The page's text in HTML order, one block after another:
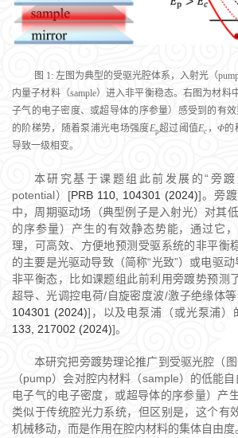
图 1: 左图为典型的受驱光腔体系，入射光（
内量子材料（sample）进入非平衡稳态。右图为材料
子气的电子密度、或超导体的序参量）感受到的有
的阶梯势，随着泵浦光电场强度Ep超过阈值Ec ，Φ的
导致一级相变。
本研究基于课题组此前发展的“旁踱
potential）[PRB 110, 104301 (2024)]。旁
中，周期驱动场（典型例子是入射光）对其
的序参量）产生的有效静态势能，通过它
理，可高效、方便地预测受驱系统的非平衡
的主要是光驱动导致（简称“光致”）或电驱动
非平衡态，比如课题组此前利用旁踱势预测
超导、光调控电荷/自旋密度波/激子绝缘体
104301 (2024)]，以及电泵浦（或光泵浦）
133, 217002 (2024)]。
本研究把旁踱势理论推广到受驱光腔（
（pump）会对腔内材料（sample）的低能
电子气的电子密度，或超导体的序参量）产
类似于传统腔光力系统，但区别是，这个有
机械移动，而是作用在腔内材料的集体自由